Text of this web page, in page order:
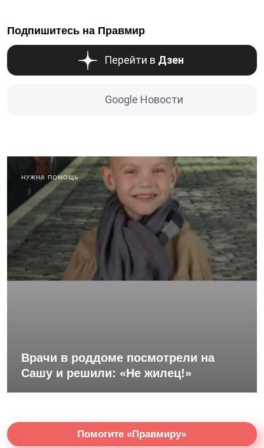
Подпишитесь на Правмир
Перейти в Дзен
Google Новости
НУЖНА ПОМОЩЬ
Врачи в роддоме посмотрели на
Сашу и решили: «Не жилец!»
Помогите «Правмиру»